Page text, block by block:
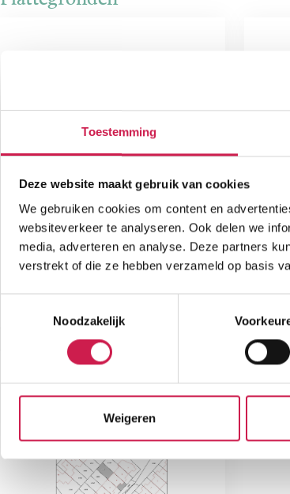
Toestemming
Deze website maakt gebruik van cookies
We gebruiken cookies om content en
websiteverkeer te analyseren. Ook delen we
media, adverteren en analyse. Deze partners
verstrekt of die ze hebben verzameld op basis
Noodzakelijk
Weigeren